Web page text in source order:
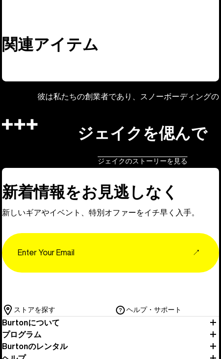
関連アイテム
彼は私たちの創業者であり、スノーボーディング
ジェイクを偲んで
ジェイクのストーリーを見る
新着情報をお見逃しなく
新しいギアやイベント、特別オファーをイチ早く入手。
↗
ストアを探す ヘルプ・サポート
Burtonについて
プログラム
Burtonのレンタル